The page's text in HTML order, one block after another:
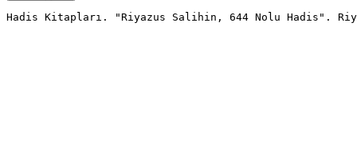
Hadis Kitapları. "Riyazus Salihin, 644 Nolu Hadis".